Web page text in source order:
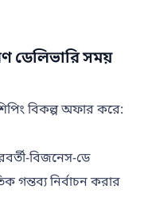
ডেলিভারি সময়
বিকল্প অফার করে:
বিজনেস-ডে
গন্তব্য নির্বাচন করার